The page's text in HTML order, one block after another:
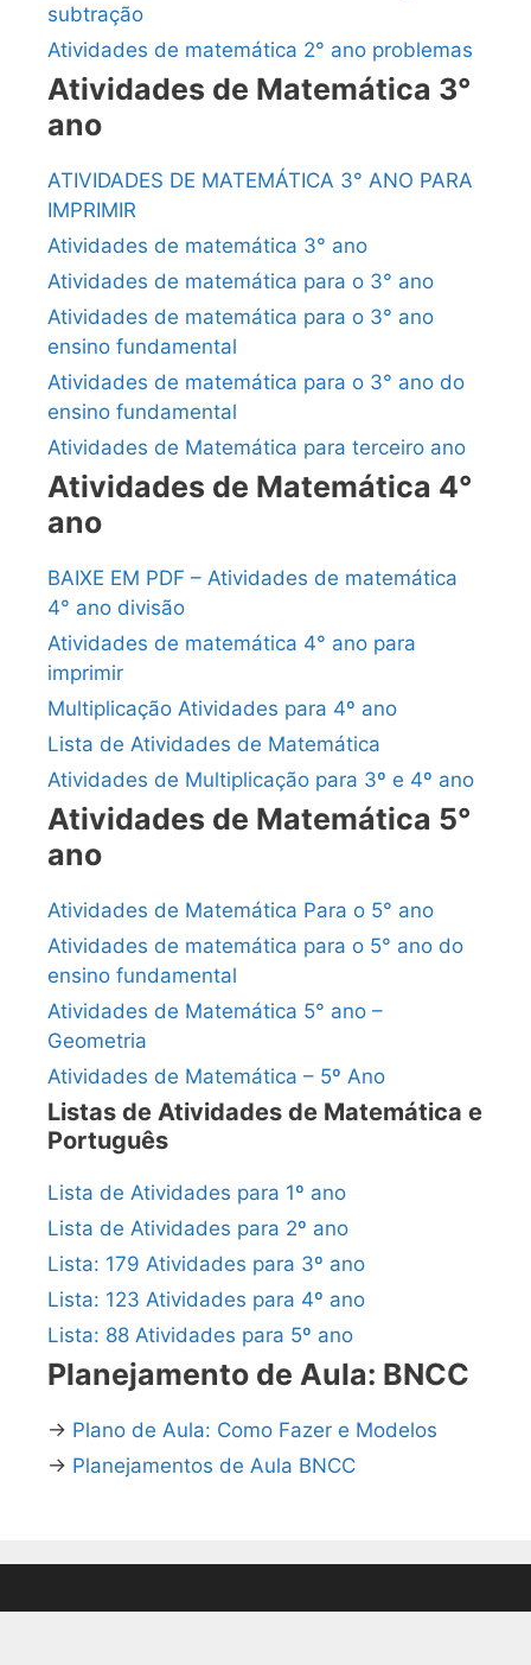
subtração
Atividades de matemática 2° ano problemas
Atividades de Matemática 3°
ano
ATIVIDADES DE MATEMÁTICA 3° ANO PARA
IMPRIMIR
Atividades de matemática 3° ano
Atividades de matemática para o 3° ano
Atividades de matemática para o 3° ano
ensino fundamental
Atividades de matemática para o 3° ano do
ensino fundamental
Atividades de Matemática para terceiro ano
Atividades de Matemática 4°
ano
BAIXE EM PDF – Atividades de matemática
4° ano divisão
Atividades de matemática 4° ano para
imprimir
Multiplicação Atividades para 4º ano
Lista de Atividades de Matemática
Atividades de Multiplicação para 3º e 4º ano
Atividades de Matemática 5°
ano
Atividades de Matemática Para o 5° ano
Atividades de matemática para o 5° ano do
ensino fundamental
Atividades de Matemática 5° ano –
Geometria
Atividades de Matemática – 5º Ano
Listas de Atividades de Matemática e
Português
Lista de Atividades para 1º ano
Lista de Atividades para 2º ano
Lista: 179 Atividades para 3º ano
Lista: 123 Atividades para 4º ano
Lista: 88 Atividades para 5º ano
Planejamento de Aula: BNCC
→ Plano de Aula: Como Fazer e Modelos
→ Planejamentos de Aula BNCC